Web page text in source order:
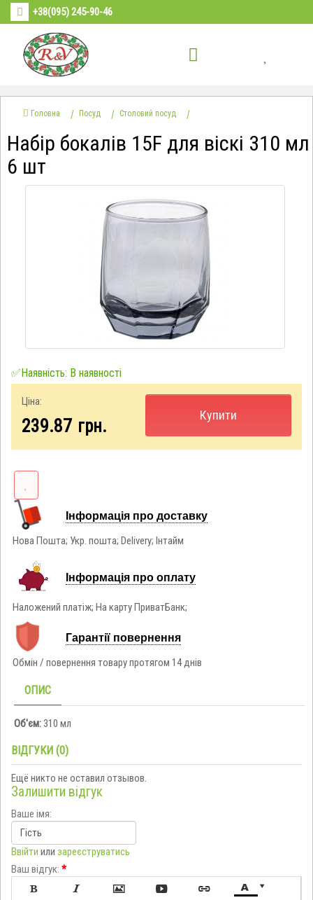
+38(095) 245-90-46
Головна Посуд Столовий посуд
Набір бокалів 15F для віскі 310 мл
6 шт
✅Наявність: В наявності
Ціна:
239.87 грн.
Купити
Інформація про доставку
Нова Пошта; Укр. пошта; Delivery; Інтайм
Інформація про оплату
Наложений платіж; На карту ПриватБанк;
Гарантії повернення
Обмін / повернення товару протягом 14 днів
ОПИС
Об'єм:310 мл
ВІДГУКИ (0)
Ещё никто не оставил отзывов.
Залишити відгук
Ваше імя:
Ввійти или зареєструватись
Ваш відгук: *

     